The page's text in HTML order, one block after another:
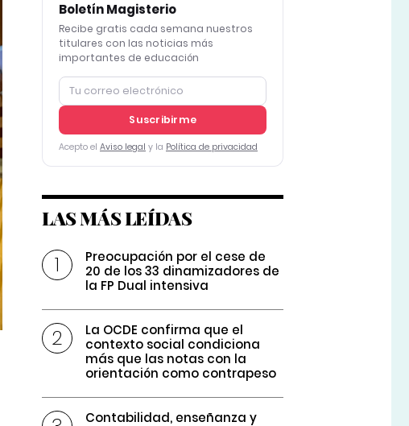
Boletín Magisterio
Recibe gratis cada semana nuestros
titulares con las noticias más
importantes de educación
Suscribirme
Acepto el Aviso legal y la Política de privacidad
LAS MÁS LEÍDAS
Preocupación por el cese de
20 de los 33 dinamizadores de
la FP Dual intensiva
La OCDE confirma que el
contexto social condiciona
más que las notas con la
orientación como contrapeso
Contabilidad, enseñanza y